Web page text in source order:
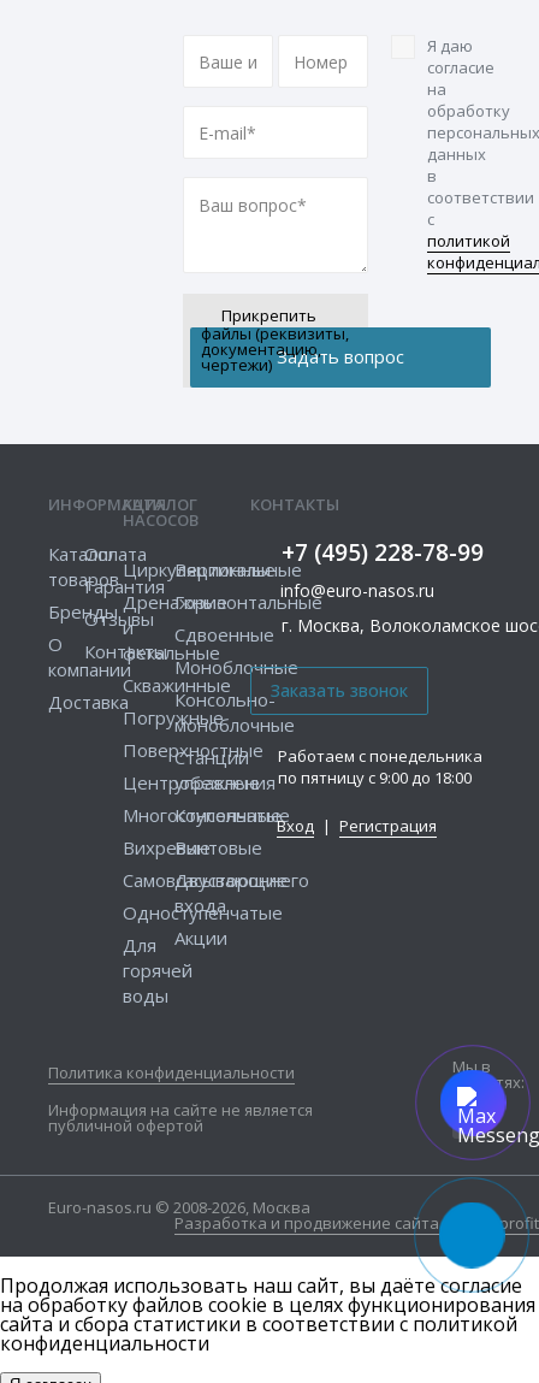
Прикрепить
файлы (реквизиты,
документацию,
чертежи)
Я даю
согласие
на
обработку
персональных
данных
в
соответствии
с
политикой
КОНТАКТЫ
+7 (495) 228-78-99
info@euro-nasos.ru
г. Москва, Волоколамское
Работаем с понедельника
по пятницу с 9:00 до 18:00
Вход | Регистрация
ИНФОРМАЦИЯ
Каталог
товаров
Бренды
О
компании
Доставка
Оплата
Гарантия
Отзывы
Контакты
КАТАЛОГ
НАСОСОВ
Циркуляционные
Дренажные
и
фекальные
Скважинные
Погружные
Поверхностные
Центробежные
Многоступенчатые
Вихревые
Самовсасывающие
Одноступенчатые
Для
горячей
воды
Вертикальные
Горизонтальные
Сдвоенные
Моноблочные
Консольно-
моноблочные
Станции
управления
Консольные
Винтовые
Двустороннего
входа
Акции
Политика конфиденциальности
Информация на сайте не является
публичной офертой
Мы в
соцсетях:
Euro-nasos.ru © 2008-2026, Москва
Разработка и продвижение сайта — Seo4profit
Продолжая использовать наш сайт, вы даёте согласие
на обработку файлов cookie в целях функционирования
сайта и сбора статистики в соответствии с политикой
конфиденциальности